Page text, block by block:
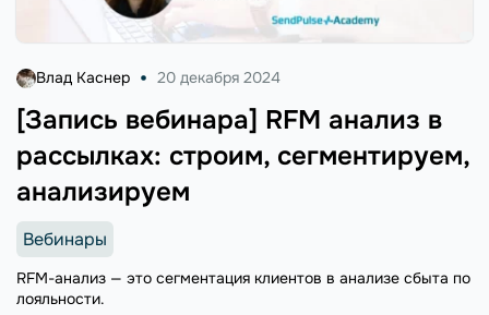
[Запись вебинара] RFM анализ в
рассылках: строим, сегментируем,
анализируем
Влад Каснер 20 декабря 2024
Вебинары
RFM-анализ — это сегментация клиентов в анализе сбыта по
лояльности.